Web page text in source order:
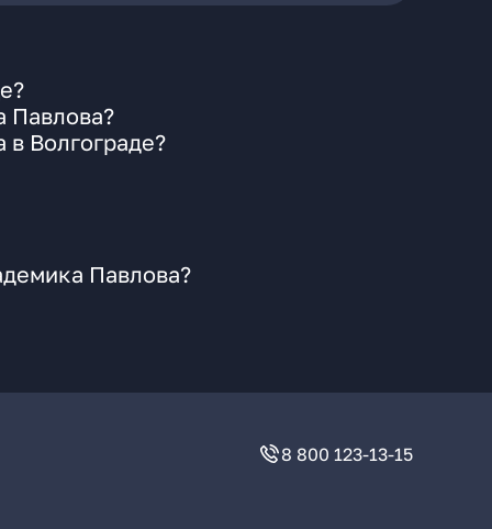
Павлова?
Волгограде?
Павлова?
8 800 123-13-15